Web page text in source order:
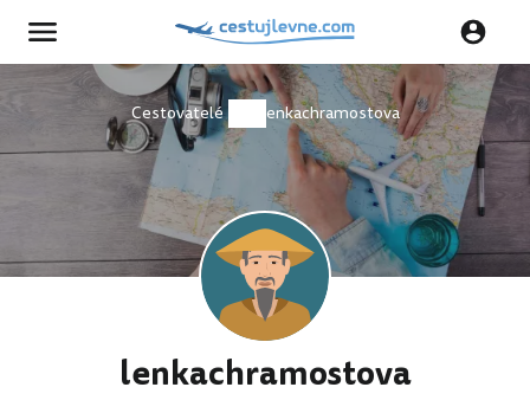
Cestovatelé lenkachramostova
lenkachramostova